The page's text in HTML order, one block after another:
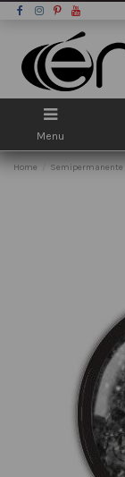
Menu
Home Semipermanente